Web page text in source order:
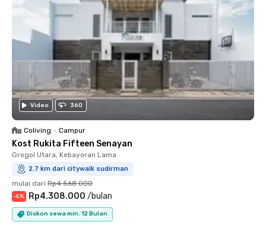
Video 360
Coliving • Campur
Kost Rukita Fifteen Senayan
Grogol Utara, Kebayoran Lama
2.7 km dari citywalk sudirman
mulai dari Rp4.568.000
-5% Rp4.308.000 /bulan
Diskon sewa min. 12 Bulan